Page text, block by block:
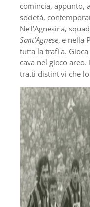
comincia, appunto,
società,
Nell’Agnesina,
Sant’Agnese, e nella
tutta la trafila. Gioca
cava nel gioco areo.
tratti distintivi che